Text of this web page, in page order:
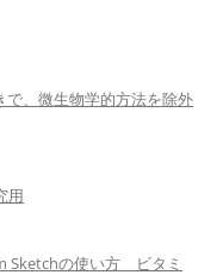
で、微生物学的方法を除外
用
Sketchの使い方 ビタミ